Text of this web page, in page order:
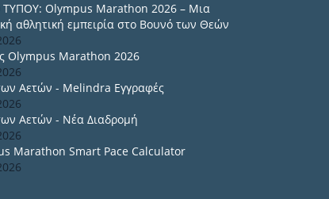
ΤΥΠΟΥ: Olympus Marathon 2026 – Μια
αθλητική εμπειρία στο Βουνό των Θεών
Olympus Marathon 2026
Αετών - Melindra Εγγραφές
Αετών - Νέα Διαδρομή
Marathon Smart Pace Calculator